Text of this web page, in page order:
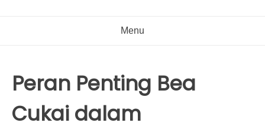
Menu
Peran Penting Bea
Cukai dalam